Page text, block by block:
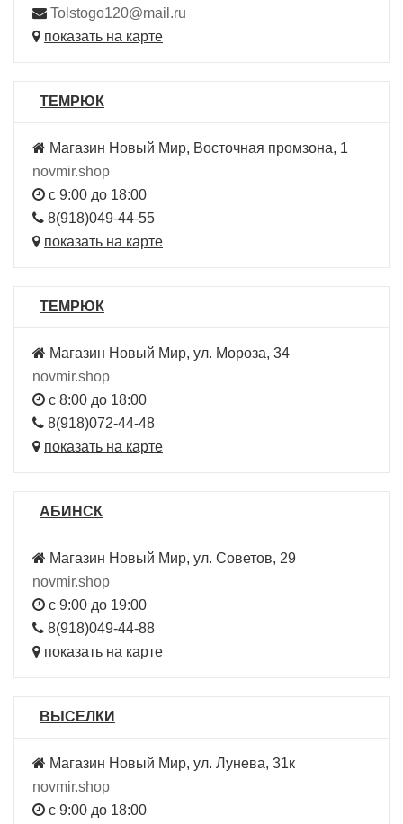
Tolstogo120@mail.ru
показать на карте
ТЕМРЮК
Магазин Новый Мир, Восточная промзона, 1
novmir.shop
с 9:00 до 18:00
8(918)049-44-55
показать на карте
ТЕМРЮК
Магазин Новый Мир, ул. Мороза, 34
novmir.shop
с 8:00 до 18:00
8(918)072-44-48
показать на карте
АБИНСК
Магазин Новый Мир, ул. Советов, 29
novmir.shop
с 9:00 до 19:00
8(918)049-44-88
показать на карте
ВЫСЕЛКИ
Магазин Новый Мир, ул. Лунева, 31к
novmir.shop
с 9:00 до 18:00